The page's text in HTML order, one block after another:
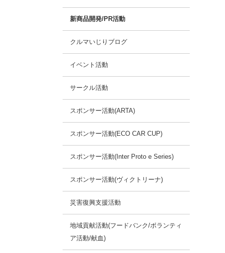
新商品開発/PR活動
クルマいじりブログ
イベント活動
サークル活動
スポンサー活動(ARTA)
スポンサー活動(ECO CAR CUP)
スポンサー活動(Inter Proto e Series)
スポンサー活動(ヴィクトリーナ)
災害復興支援活動
地域貢献活動(フードバンク/ボランティ
ア活動/献血)